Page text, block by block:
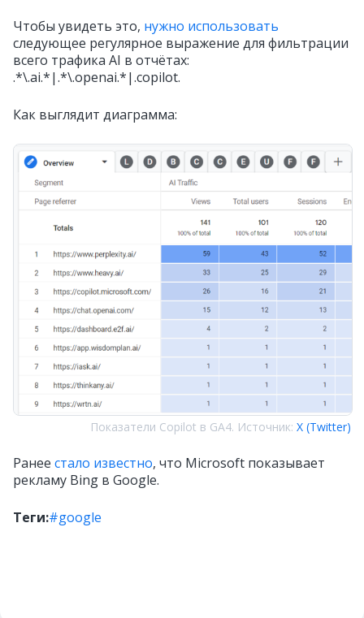
Чтобы увидеть это, нужно использовать
следующее регулярное выражение для фильтрации
всего трафика AI в отчётах:
.*\.ai.*|.*\.openai.*|.copilot.
Как выглядит диаграмма:
Показатели Copilot в GA4. Источник: X (Twitter)
Ранее стало известно, что Microsoft показывает
рекламу Bing в Google.
Теги:#google